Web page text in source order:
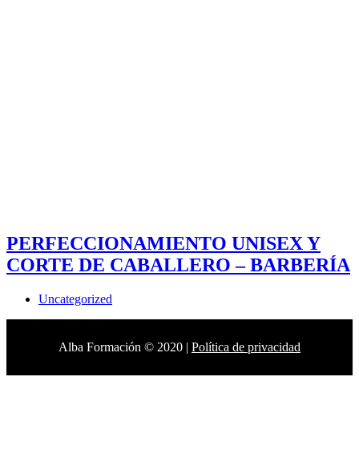
PERFECCIONAMIENTO UNISEX Y
CORTE DE CABALLERO – BARBERÍA
Uncategorized
Alba Formación © 2020 | Política de privacidad